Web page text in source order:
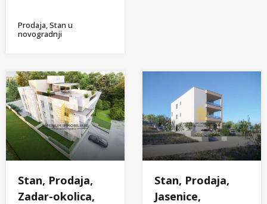
Prodaja, Stan u
novogradnji
Stan, Prodaja,
Zadar-okolica,
Stan, Prodaja,
Jasenice,